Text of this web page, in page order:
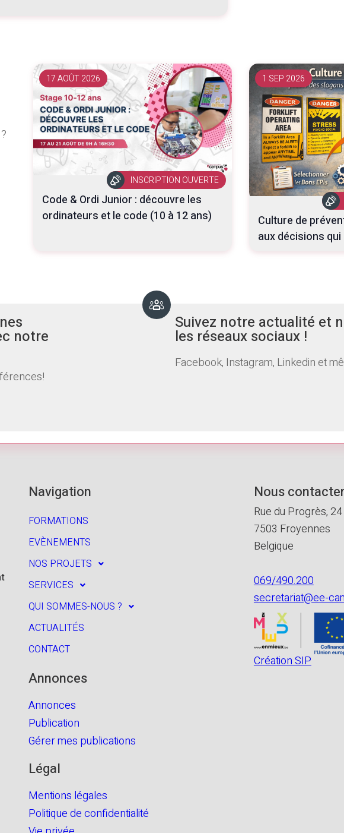
INSCRIPTION OUVERTE
Code & Ordi Junior : découvre les
ordinateurs et le code (10 à 12 ans)
17 AOÛT 2026
Culture de
aux décisions
1 SEP 2026
notre
Suivez notre actualité et
les réseaux sociaux !
Facebook, Instagram, Linkedin et
Navigation
FORMATIONS
EVÈNEMENTS
NOS PROJETS
SERVICES
QUI SOMMES-NOUS ?
ACTUALITÉS
CONTACT
Annonces
Annonces
Publication
Gérer mes publications
Légal
Mentions légales
Politique de confidentialité
Nous contacter
Rue du Progrès, 24
7503 Froyennes
Belgique
069/490.200
secretariat@ee-
Création SIP